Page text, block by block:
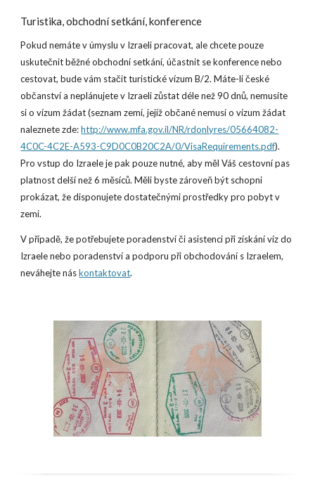
Turistika, obchodní setkání, konference
Pokud nemáte v úmyslu v Izraeli pracovat, ale chcete pouze
uskutečnit běžné obchodní setkání, účastnit se konference nebo
cestovat, bude vám stačit turistické vízum B/2. Máte-li české
občanství a neplánujete v Izraeli zůstat déle než 90 dnů, nemusíte
si o vízum žádat (seznam zemí, jejíž občané nemusí o vízum žádat
naleznete zde: http://www.mfa.gov.il/NR/rdonlyres/05664082-
4C0C-4C2E-A593-C9D0C0B20C2A/0/VisaRequirements.pdf).
Pro vstup do Izraele je pak pouze nutné, aby měl Váš cestovní pas
platnost delší než 6 měsíců. Měli byste zároveň být schopni
prokázat, že disponujete dostatečnými prostředky pro pobyt v
zemi.
V případě, že potřebujete poradenství či asistenci při získání víz do
Izraele nebo poradenství a podporu při obchodování s Izraelem,
neváhejte nás kontaktovat.